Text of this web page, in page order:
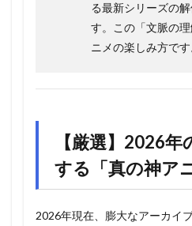
る最新シリーズの
す。この「文脈の
ニメの楽しみ方です
【厳選】2026
する「真の神ア
2026年現在、膨大なアーカイ